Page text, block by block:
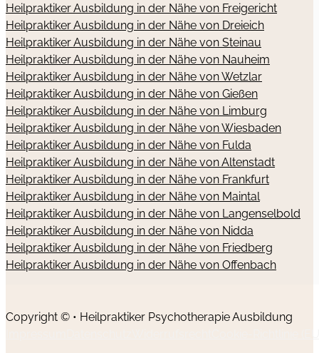
Heilpraktiker Ausbildung in der Nähe von Freigericht
Heilpraktiker Ausbildung in der Nähe von Dreieich
Heilpraktiker Ausbildung in der Nähe von Steinau
Heilpraktiker Ausbildung in der Nähe von Nauheim
Heilpraktiker Ausbildung in der Nähe von Wetzlar
Heilpraktiker Ausbildung in der Nähe von Gießen
Heilpraktiker Ausbildung in der Nähe von Limburg
Heilpraktiker Ausbildung in der Nähe von Wiesbaden
Heilpraktiker Ausbildung in der Nähe von Fulda
Heilpraktiker Ausbildung in der Nähe von Altenstadt
Heilpraktiker Ausbildung in der Nähe von Frankfurt
Heilpraktiker Ausbildung in der Nähe von Maintal
Heilpraktiker Ausbildung in der Nähe von Langenselbold
Heilpraktiker Ausbildung in der Nähe von Nidda
Heilpraktiker Ausbildung in der Nähe von Friedberg
Heilpraktiker Ausbildung in der Nähe von Offenbach
Copyright © • Heilpraktiker Psychotherapie Ausbildung